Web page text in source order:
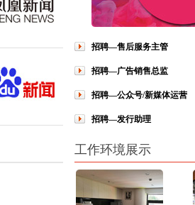
招聘—售后服务主管
招聘—广告销售总监
招聘—公众号/新媒体运营
招聘—发行助理
工作环境展示